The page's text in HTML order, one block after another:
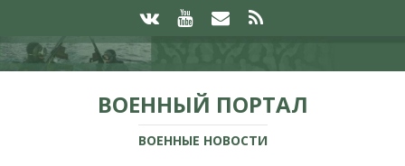
ВОЕННЫЙ ПОРТАЛ
ВОЕННЫЕ НОВОСТИ